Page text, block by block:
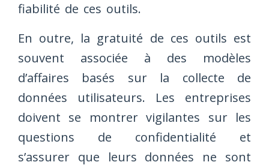
fiabilité de ces outils.
En outre, la gratuité de ces outils est
souvent associée à des modèles
d’affaires basés sur la collecte de
données utilisateurs. Les entreprises
doivent se montrer vigilantes sur les
questions de confidentialité et
s’assurer que leurs données ne sont